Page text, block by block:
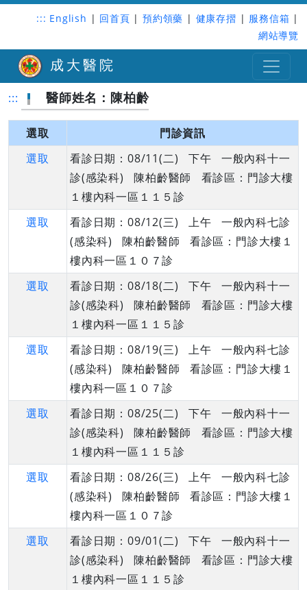
::: English | 回首頁 | 預約領藥 | 健康存摺 | 服務信箱 |
網站導覽
成大醫院
::: 醫師姓名：陳柏齡
選取
門診資訊
選取
看診日期：08/11(二) 下午 一般內科十一
診(感染科) 陳柏齡醫師 看診區：門診大樓
１樓內科一區１１５診
選取
看診日期：08/12(三) 上午 一般內科七診
(感染科) 陳柏齡醫師 看診區：門診大樓１
樓內科一區１０７診
選取
看診日期：08/18(二) 下午 一般內科十一
診(感染科) 陳柏齡醫師 看診區：門診大樓
１樓內科一區１１５診
選取
看診日期：08/19(三) 上午 一般內科七診
(感染科) 陳柏齡醫師 看診區：門診大樓１
樓內科一區１０７診
選取
看診日期：08/25(二) 下午 一般內科十一
診(感染科) 陳柏齡醫師 看診區：門診大樓
１樓內科一區１１５診
選取
看診日期：08/26(三) 上午 一般內科七診
(感染科) 陳柏齡醫師 看診區：門診大樓１
樓內科一區１０７診
選取
看診日期：09/01(二) 下午 一般內科十一
診(感染科) 陳柏齡醫師 看診區：門診大樓
１樓內科一區１１５診